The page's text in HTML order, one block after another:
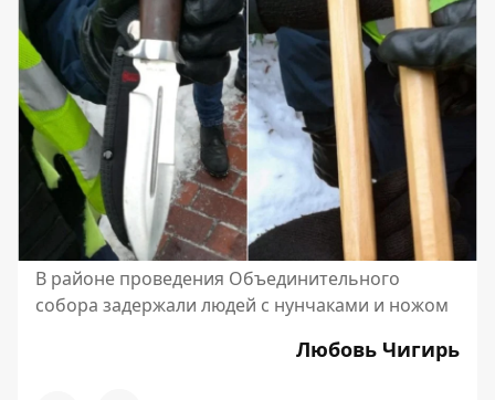
В районе проведения Объединительного
собора задержали людей с нунчаками и ножом
Любовь Чигирь